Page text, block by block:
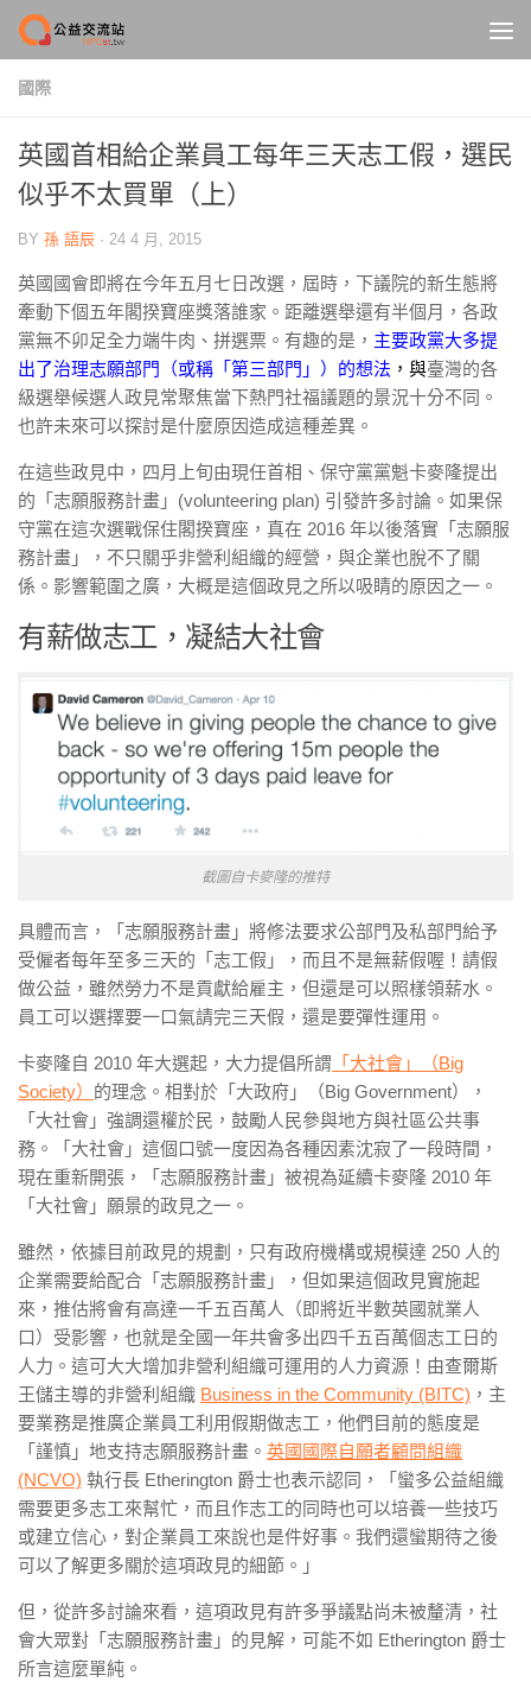
Skip to content
國際
英國首相給企業員工每年三天志工假，選民
似乎不太買單（上）
BY 孫 語辰 · 24 4 月, 2015
英國國會即將在今年五月七日改選，屆時，下議院的新生態將
牽動下個五年閣揆寶座獎落誰家。距離選舉還有半個月，各政
黨無不卯足全力端牛肉、拼選票。有趣的是， 主要政黨大多提
出了治理志願部門（或稱「第三部門」）的想法 ，與臺灣的各
級選舉候選人政見常聚焦當下熱門社福議題的景況十分不同。
也許未來可以探討是什麼原因造成這種差異。
在這些政見中，四月上旬由現任首相、保守黨黨魁卡麥隆提出
的「志願服務計畫」(volunteering plan) 引發許多討論。如果保
守黨在這次選戰保住閣揆寶座，真在 2016 年以後落實「志願服
務計畫」，不只關乎非營利組織的經營，與企業也脫不了關
係。影響範圍之廣，大概是這個政見之所以吸睛的原因之一。
有薪做志工，凝結大社會
截圖自卡麥隆的推特
具體而言，「志願服務計畫」將修法要求公部門及私部門給予
受僱者每年至多三天的「志工假」，而且不是無薪假喔！請假
做公益，雖然勞力不是貢獻給雇主，但還是可以照樣領薪水。
員工可以選擇要一口氣請完三天假，還是要彈性運用。
卡麥隆自 2010 年大選起，大力提倡所謂 「大社會」（Big
Society） 的理念。相對於「大政府」（Big Government），
「大社會」強調還權於民，鼓勵人民參與地方與社區公共事
務。「大社會」這個口號一度因為各種因素沈寂了一段時間，
現在重新開張，「志願服務計畫」被視為延續卡麥隆 2010 年
「大社會」願景的政見之一。
雖然，依據目前政見的規劃，只有政府機構或規模達 250 人的
企業需要給配合「志願服務計畫」，但如果這個政見實施起
來，推估將會有高達一千五百萬人（即將近半數英國就業人
口）受影響，也就是全國一年共會多出四千五百萬個志工日的
人力。這可大大增加非營利組織可運用的人力資源！由查爾斯
王儲主導的非營利組織 Business in the Community (BITC) ，主
要業務是推廣企業員工利用假期做志工，他們目前的態度是
「謹慎」地支持志願服務計畫。 英國國際自願者顧問組織
(NCVO) 執行長 Etherington 爵士也表示認同，「蠻多公益組織
需要更多志工來幫忙，而且作志工的同時也可以培養一些技巧
或建立信心，對企業員工來說也是件好事。我們還蠻期待之後
可以了解更多關於這項政見的細節。」
但，從許多討論來看，這項政見有許多爭議點尚未被釐清，社
會大眾對「志願服務計畫」的見解，可能不如 Etherington 爵士
所言這麼單純。